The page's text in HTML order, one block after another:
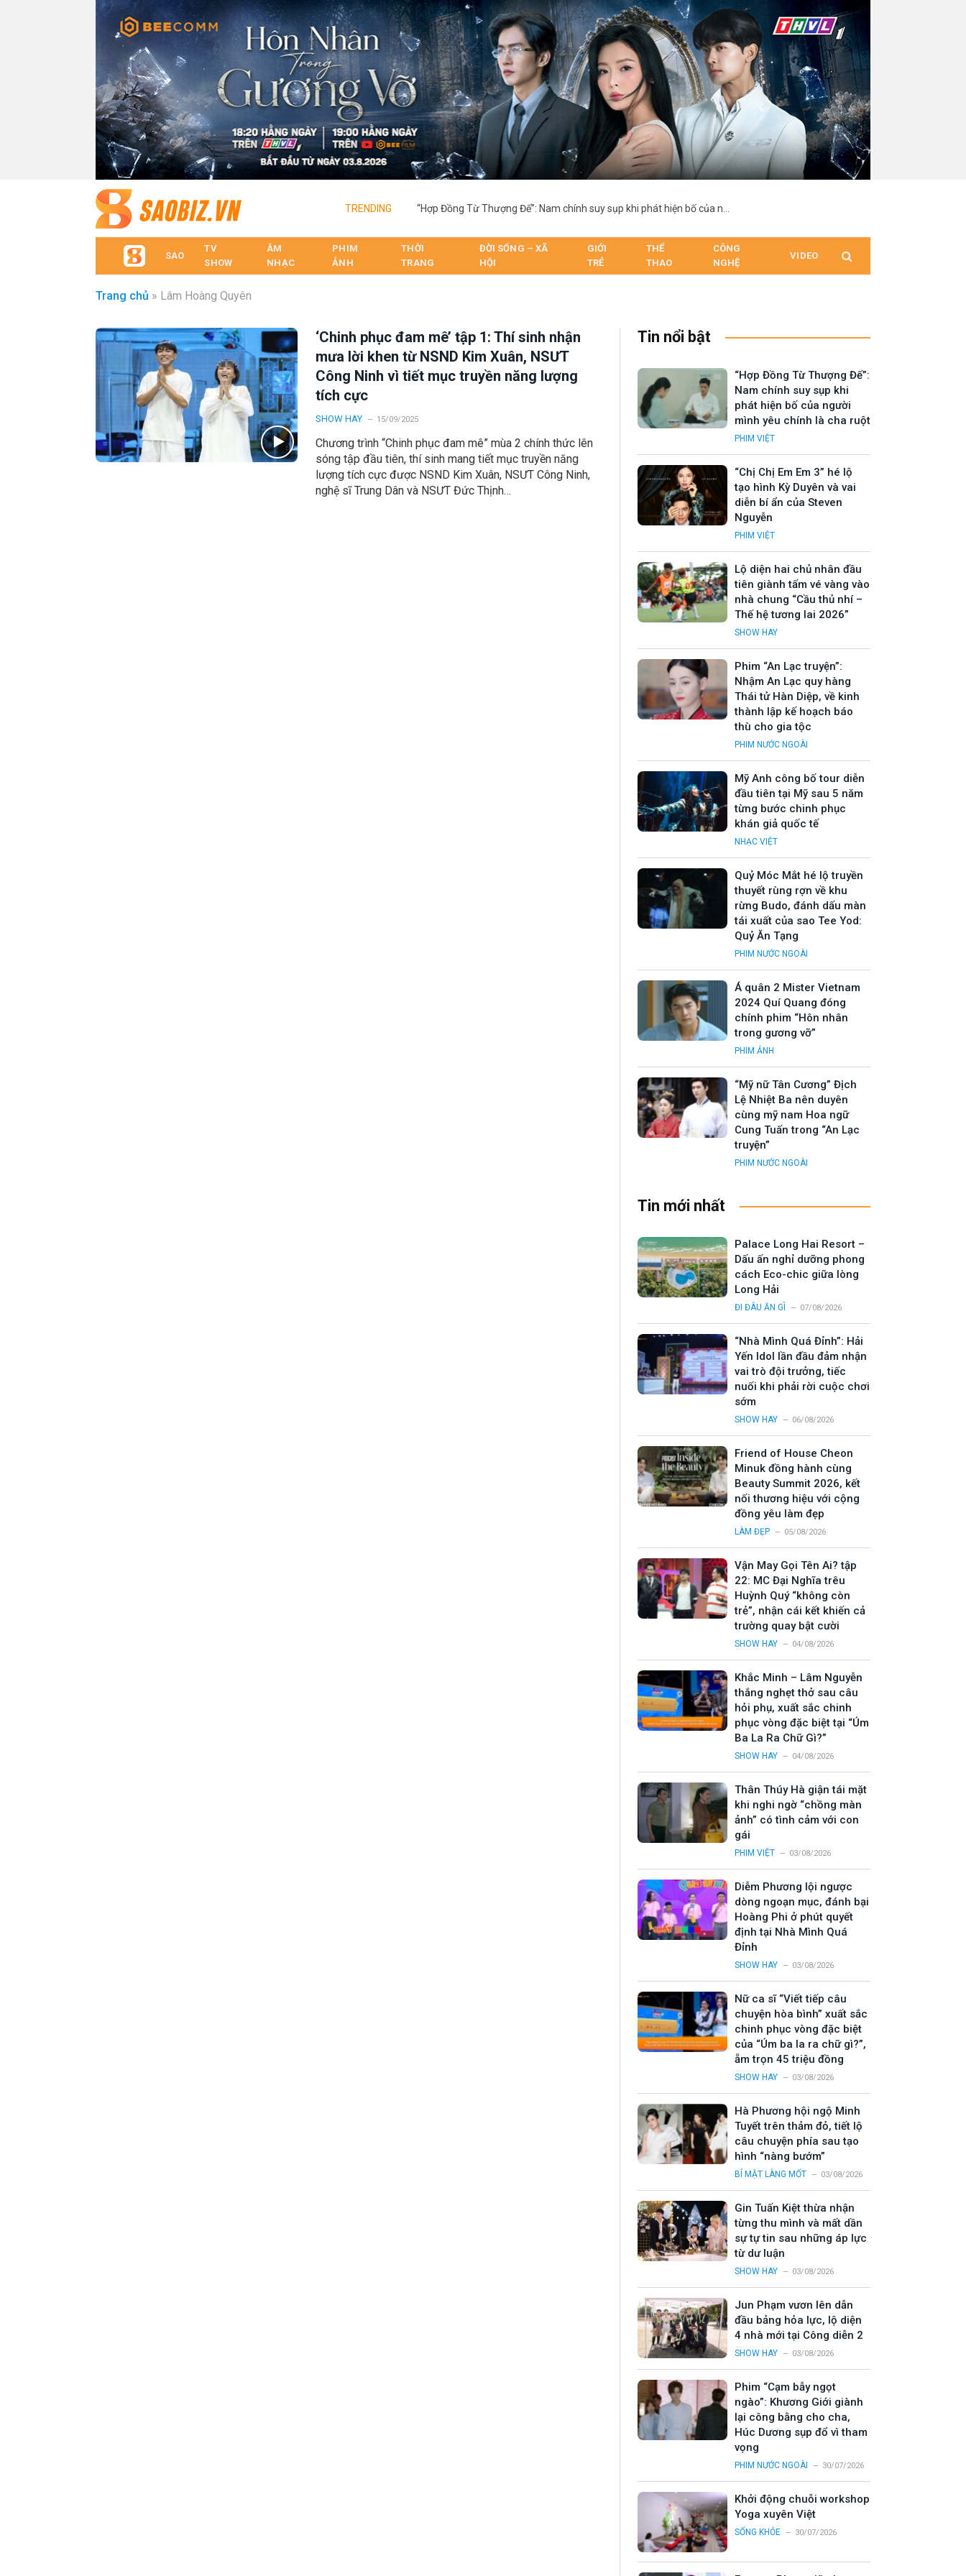
TRENDING
SAO
TV
SHOW
ÂM
NHẠC
PHIM
ẢNH
THỜI
TRANG
ĐỜI SỐNG – XÃ
HỘI
GIỚI
TRẺ
THỂ
THAO
CÔNG
NGHỆ
VIDEO
Trang chủ » Lâm Hoàng Quyên
‘Chinh phục đam mê’ tập 1: Thí sinh nhận
mưa lời khen từ NSND Kim Xuân, NSƯT
Công Ninh vì tiết mục truyền năng lượng
tích cực
SHOW HAY 15/09/2025
Chương trình “Chinh phục đam mê” mùa 2 chính thức lên
sóng tập đầu tiên, thí sinh mang tiết mục truyền năng
lượng tích cực được NSND Kim Xuân, NSƯT Công Ninh,
nghệ sĩ Trung Dân và NSƯT Đức Thịnh…
Tin nổi bật
“Hợp Đồng Từ Thượng Đế”:
Nam chính suy sụp khi
phát hiện bố của người
mình yêu chính là cha ruột
PHIM VIỆT
“Chị Chị Em Em 3” hé lộ
tạo hình Kỳ Duyên và vai
diễn bí ẩn của Steven
Nguyễn
PHIM VIỆT
Lộ diện hai chủ nhân đầu
tiên giành tấm vé vàng vào
nhà chung “Cầu thủ nhí –
Thế hệ tương lai 2026”
SHOW HAY
Phim “An Lạc truyện”:
Nhậm An Lạc quy hàng
Thái tử Hàn Diệp, về kinh
thành lập kế hoạch báo
thù cho gia tộc
PHIM NƯỚC NGOÀI
Mỹ Anh công bố tour diễn
đầu tiên tại Mỹ sau 5 năm
từng bước chinh phục
khán giả quốc tế
NHẠC VIỆT
Quỷ Móc Mắt hé lộ truyền
thuyết rùng rợn về khu
rừng Budo, đánh dấu màn
tái xuất của sao Tee Yod:
Quỷ Ăn Tạng
PHIM NƯỚC NGOÀI
Á quân 2 Mister Vietnam
2024 Quí Quang đóng
chính phim “Hôn nhân
trong gương vỡ”
PHIM ẢNH
“Mỹ nữ Tân Cương” Địch
Lệ Nhiệt Ba nên duyên
cùng mỹ nam Hoa ngữ
Cung Tuấn trong “An Lạc
truyện”
PHIM NƯỚC NGOÀI
Tin mới nhất
Palace Long Hai Resort –
Dấu ấn nghỉ dưỡng phong
cách Eco-chic giữa lòng
Long Hải
ĐI ĐÂU ĂN GÌ 07/08/2026
“Nhà Mình Quá Đỉnh”: Hải
Yến Idol lần đầu đảm nhận
vai trò đội trưởng, tiếc
nuối khi phải rời cuộc chơi
sớm
SHOW HAY 06/08/2026
Friend of House Cheon
Minuk đồng hành cùng
Beauty Summit 2026, kết
nối thương hiệu với cộng
đồng yêu làm đẹp
LÀM ĐẸP 05/08/2026
Vận May Gọi Tên Ai? tập
22: MC Đại Nghĩa trêu
Huỳnh Quý “không còn
trẻ”, nhận cái kết khiến cả
trường quay bật cười
SHOW HAY 04/08/2026
Khắc Minh – Lâm Nguyễn
thắng nghẹt thở sau câu
hỏi phụ, xuất sắc chinh
phục vòng đặc biệt tại “Úm
Ba La Ra Chữ Gì?”
SHOW HAY 04/08/2026
Thân Thúy Hà giận tái mặt
khi nghi ngờ “chồng màn
ảnh” có tình cảm với con
gái
PHIM VIỆT 03/08/2026
Diễm Phương lội ngược
dòng ngoạn mục, đánh bại
Hoàng Phi ở phút quyết
định tại Nhà Mình Quá
Đỉnh
SHOW HAY 03/08/2026
Nữ ca sĩ “Viết tiếp câu
chuyện hòa bình” xuất sắc
chinh phục vòng đặc biệt
của “Úm ba la ra chữ gì?”,
ẵm trọn 45 triệu đồng
SHOW HAY 03/08/2026
Hà Phương hội ngộ Minh
Tuyết trên thảm đỏ, tiết lộ
câu chuyện phía sau tạo
hình “nàng bướm”
BÍ MẬT LÀNG MỐT 03/08/2026
Gin Tuấn Kiệt thừa nhận
từng thu mình và mất dần
sự tự tin sau những áp lực
từ dư luận
SHOW HAY 03/08/2026
Jun Phạm vươn lên dẫn
đầu bảng hỏa lực, lộ diện
4 nhà mới tại Công diễn 2
SHOW HAY 03/08/2026
Phim “Cạm bẫy ngọt
ngào”: Khương Giới giành
lại công bằng cho cha,
Húc Dương sụp đổ vì tham
vọng
PHIM NƯỚC NGOÀI 30/07/2026
Khởi động chuỗi workshop
Yoga xuyên Việt
SỐNG KHỎE 30/07/2026